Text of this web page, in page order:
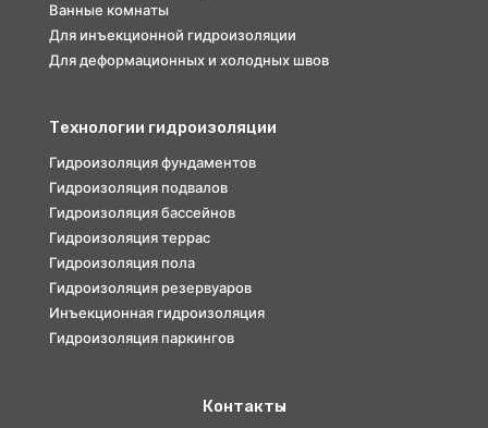
Ванные комнаты
Для инъекционной гидроизоляции
Для деформационных и холодных швов
Технологии гидроизоляции
Гидроизоляция фундаментов
Гидроизоляция подвалов
Гидроизоляция бассейнов
Гидроизоляция террас
Гидроизоляция пола
Гидроизоляция резервуаров
Инъекционная гидроизоляция
Гидроизоляция паркингов
Контакты